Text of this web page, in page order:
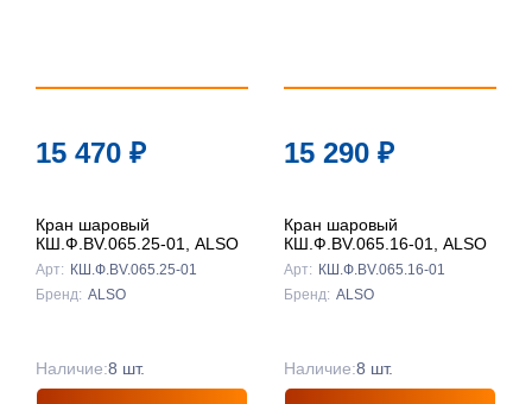
15 470 ₽
Кран шаровый
КШ.Ф.BV.065.25-01, ALSO
Арт: КШ.Ф.BV.065.25-01
Бренд: ALSO
Наличие:8 шт.
15 290 ₽
Кран шаровый
КШ.Ф.BV.065.16-01, ALSO
Арт: КШ.Ф.BV.065.16-01
Бренд: ALSO
Наличие:8 шт.